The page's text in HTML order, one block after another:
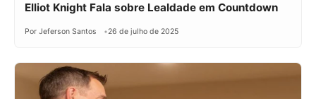
Elliot Knight Fala sobre Lealdade em Countdown
Por Jeferson Santos 26 de julho de 2025